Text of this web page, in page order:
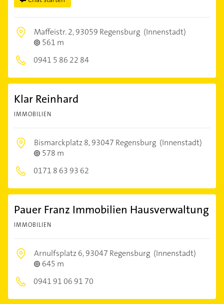
Maffeistr. 2,93059 Regensburg (Innenstadt)
561 m
0941 5 86 22 84
Klar Reinhard
IMMOBILIEN
Bismarckplatz 8,93047 Regensburg (Innenstadt)
578 m
0171 8 63 93 62
Pauer Franz Immobilien Hausverwaltung
IMMOBILIEN
Arnulfsplatz 6,93047 Regensburg (Innenstadt)
645 m
0941 91 06 91 70